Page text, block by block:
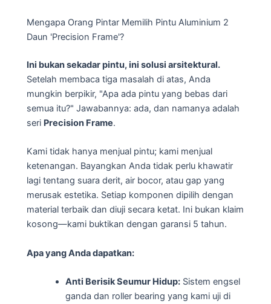
Mengapa Orang Pintar Memilih Pintu Aluminium 2
Daun 'Precision Frame'?
Ini bukan sekadar pintu, ini solusi arsitektural.
Setelah membaca tiga masalah di atas, Anda
mungkin berpikir, "Apa ada pintu yang bebas dari
semua itu?" Jawabannya: ada, dan namanya adalah
seri Precision Frame.
Kami tidak hanya menjual pintu; kami menjual
ketenangan. Bayangkan Anda tidak perlu khawatir
lagi tentang suara derit, air bocor, atau gap yang
merusak estetika. Setiap komponen dipilih dengan
material terbaik dan diuji secara ketat. Ini bukan klaim
kosong—kami buktikan dengan garansi 5 tahun.
Apa yang Anda dapatkan:
Anti Berisik Seumur Hidup:Sistem engsel
ganda dan roller bearing yang kami uji di